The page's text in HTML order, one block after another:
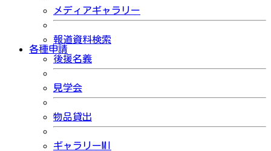
メディアギャラリー
報道資料検索
各種申請
後援名義
見学会
物品貸出
ギャラリーMI